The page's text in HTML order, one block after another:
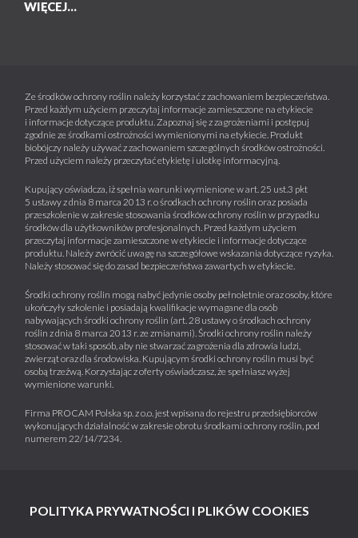
WIĘCEJ...
Ze środków ochrony roślin należy korzystać z zachowaniem bezpieczeństwa.
Przed każdym użyciem przeczytaj informacje zamieszczone na etykiecie
i informacje dotyczące produktu. Zapoznaj się z zagrożeniami i postępuj
zgodnie ze środkami ostrożności wymienionymi na etykiecie. Produkt
biobójczy należy używać z zachowaniem szczególnych środków ostrożności.
Przed użyciem należy przeczytać etykietę i ulotkę informacyjną.
Kupujący oświadcza, iż spełnia warunki wymienione w art. 25 ust.3 pkt
5 ustawy z dnia 8 marca 2013 r. o środkach ochrony roślin oraz posiada
przeszkolenie w zakresie stosowania środków ochrony roślin w przypadku
środków dla użytkowników profesjonalnych. Przed każdym użyciem
przeczytaj informacje zamieszczone w etykiecie i informacje dotyczące
produktu. Należy zwrócić uwagę na szczegółowe wskazania dotyczące ryzyka.
Należy stosować się do zasad bezpieczeństwa zawartych w etykiecie.
Środki ochrony roślin mogą nabyć jedynie osoby pełnoletnie oraz osoby, które
ukończyły szkolenie i posiadają kwalifikacje wymagane dla osób
nabywających środki ochrony roślin (art. 28 ustawy o środkach ochrony
roślin z dnia 8 marca 2013 r. ze zmianami). Środki ochrony roślin należy
stosować w taki sposób, aby nie stwarzać zagrożenia dla zdrowia ludzi,
zwierząt oraz dla środowiska. Kupującym środki ochrony roślin musi być
osobą trzeźwą. Korzystając z oferty oświadczasz, że spełniasz wyżej
wymienione warunki.
Firma PROCAM Polska sp. z o.o. jest wpisana do rejestru przedsiębiorców
wykonujących działalność w zakresie obrotu środkami ochrony roślin, pod
numerem 22/14/7234.
POLITYKA PRYWATNOŚCI I PLIKÓW COOKIES